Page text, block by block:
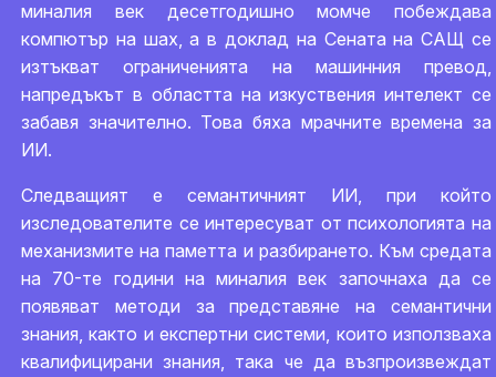
миналия век десетгодишно момче побеждава
компютър на шах, а в доклад на Сената на САЩ се
изтъкват ограниченията на машинния превод,
напредъкът в областта на изкуствения интелект се
забавя значително. Това бяха мрачните времена за
ИИ.
Следващият е семантичният ИИ, при който
изследователите се интересуват от психологията на
механизмите на паметта и разбирането. Към средата
на 70-те години на миналия век започнаха да се
появяват методи за представяне на семантични
знания, както и експертни системи, които използваха
квалифицирани знания, така че да възпроизвеждат